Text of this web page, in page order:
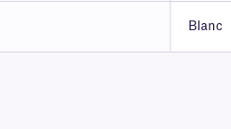
Blanc